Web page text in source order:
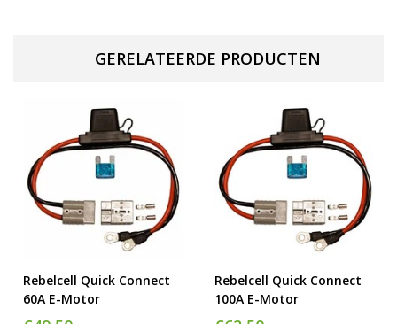
GERELATEERDE PRODUCTEN
Rebelcell Quick Connect
60A E-Motor
Rebelcell Quick Connect
100A E-Motor